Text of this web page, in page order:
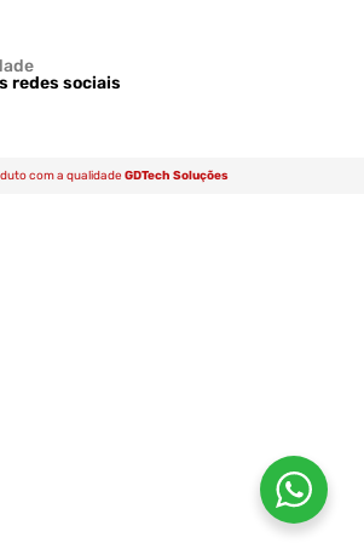
redes sociais
com a qualidade GDTech Soluções